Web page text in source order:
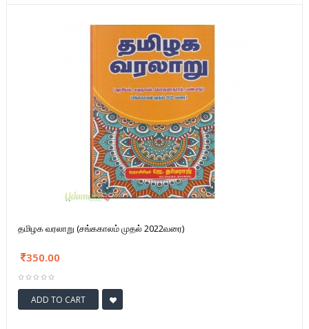
தமிழக வரலாறு (சங்ககாலம் முதல் 2022வரை)
350.00
ADD TO CART